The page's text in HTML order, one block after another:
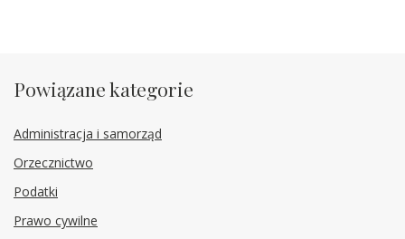
Powiązane kategorie
Administracja i samorząd
Orzecznictwo
Podatki
Prawo cywilne